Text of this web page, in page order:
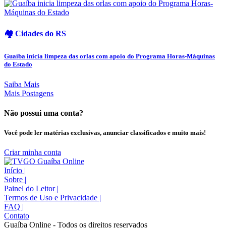
🏘️ Cidades do RS
Guaíba inicia limpeza das orlas com apoio do Programa Horas-Máquinas
do Estado
Saiba Mais
Mais Postagens
Não possui uma conta?
Você pode ler matérias exclusivas, anunciar classificados e muito mais!
Criar minha conta
Início |
Sobre |
Painel do Leitor |
Termos de Uso e Privacidade |
FAQ |
Contato
Guaíba Online - Todos os direitos reservados